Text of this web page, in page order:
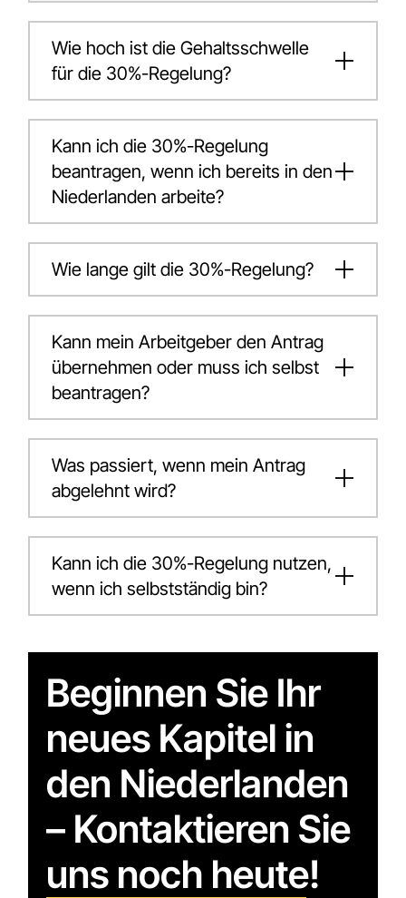
Wie hoch ist die Gehaltsschwelle
für die 30%-Regelung?
Kann ich die 30%-Regelung
beantragen, wenn ich bereits in den
Niederlanden arbeite?
Wie lange gilt die 30%-Regelung?
Kann mein Arbeitgeber den Antrag
übernehmen oder muss ich selbst
beantragen?
Was passiert, wenn mein Antrag
abgelehnt wird?
Kann ich die 30%-Regelung nutzen,
wenn ich selbstständig bin?
Beginnen Sie Ihr
neues Kapitel in
den Niederlanden
– Kontaktieren Sie
uns noch heute!